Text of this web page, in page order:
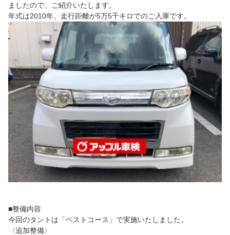
ましたので、ご紹介いたします。
年式は2010年、走行距離が5万5千キロでのご入庫です。
■整備内容
今回のタントは「ベストコース」で実施いたしました。
〈追加整備〉